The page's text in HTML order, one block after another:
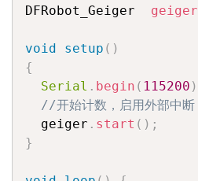
DFRobot_Geiger geiger
void setup ( )
{
Serial . begin ( 115200 )
//开始计数，启用外部中断
  geiger
. start ( ) ;
}